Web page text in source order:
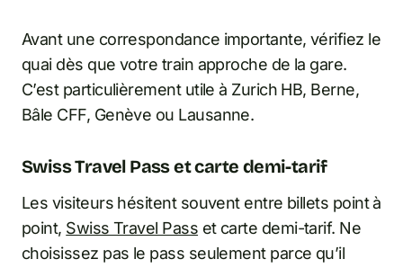
Avant une correspondance importante, vérifiez le
quai dès que votre train approche de la gare.
C’est particulièrement utile à Zurich HB, Berne,
Bâle CFF, Genève ou Lausanne.
Swiss Travel Pass et carte demi-tarif
Les visiteurs hésitent souvent entre billets point à
point, Swiss Travel Pass et carte demi-tarif. Ne
choisissez pas le pass seulement parce qu’il